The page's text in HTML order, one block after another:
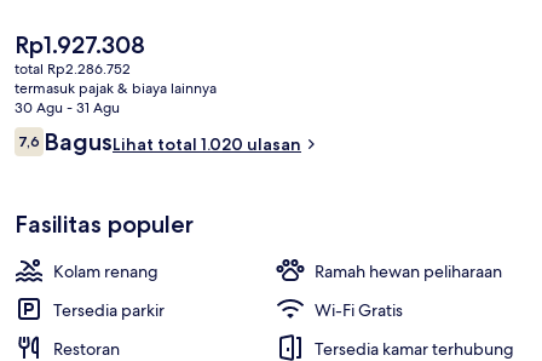
lainnya. Para traveler terkesan dengan staf.
Harga
saat
ini
Rp1.927.308
Rp1.927.308
total Rp2.286.752
termasuk pajak & biaya lainnya
30 Agu - 31 Agu
Ulasan
7,67,6 dari 10
BagusLihat total 1.020 ulasan
Fasilitas populer
Kolam renang
Ramah hewan peliharaan
Tersedia parkir
Wi-Fi Gratis
Restoran
Tersedia kamar terhubung